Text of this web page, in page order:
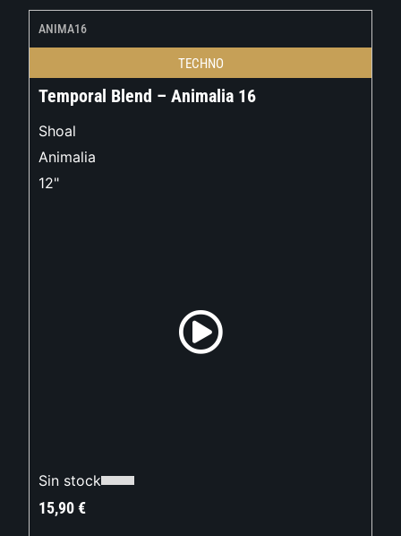
ANIMA16
TECHNO
Temporal Blend – Animalia 16
Shoal
Animalia
12"
Sin stock
15,90€